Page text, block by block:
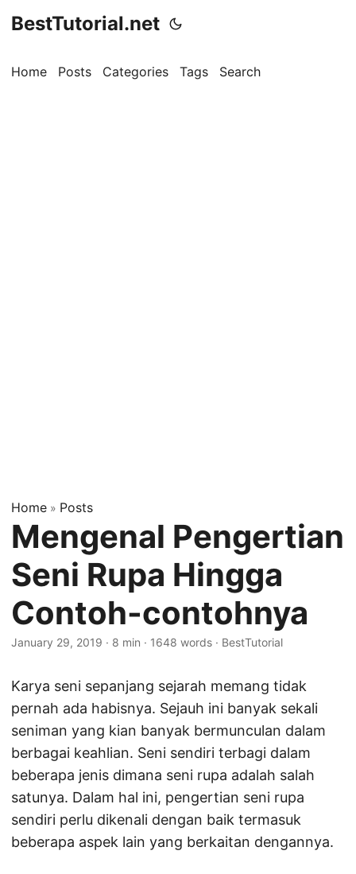
BestTutorial.net
Home Posts Categories Tags Search
Home » Posts
Mengenal Pengertian
Seni Rupa Hingga
Contoh-contohnya
January 29, 2019 · 8 min · 1648 words · BestTutorial
Karya seni sepanjang sejarah memang tidak
pernah ada habisnya. Sejauh ini banyak sekali
seniman yang kian banyak bermunculan dalam
berbagai keahlian. Seni sendiri terbagi dalam
beberapa jenis dimana seni rupa adalah salah
satunya. Dalam hal ini, pengertian seni rupa
sendiri perlu dikenali dengan baik termasuk
beberapa aspek lain yang berkaitan dengannya.